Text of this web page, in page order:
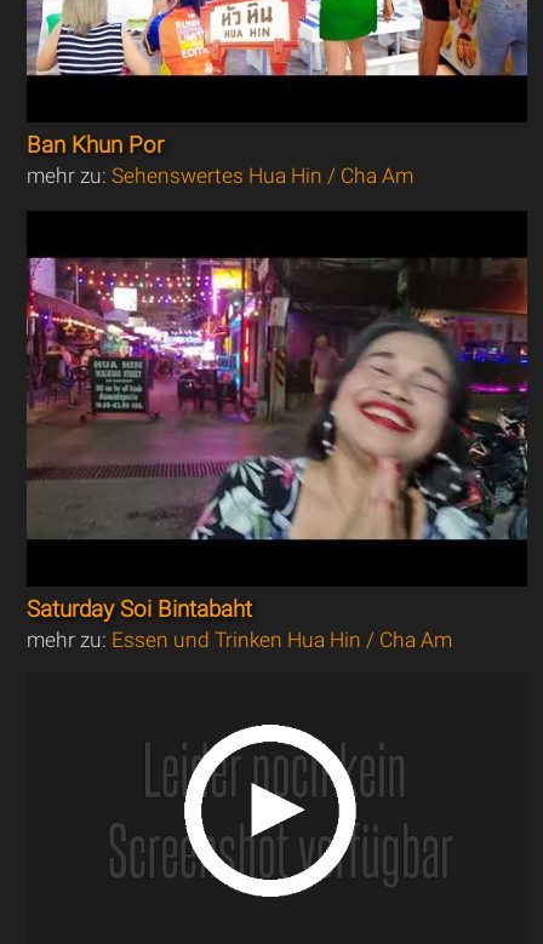
Ban Khun Por
mehr zu:Sehenswertes Hua Hin / Cha Am
Saturday Soi Bintabaht
mehr zu: Essen und Trinken Hua Hin / Cha Am